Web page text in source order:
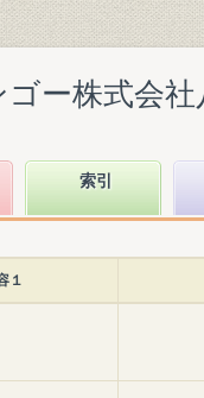
ー株式会
索引
１